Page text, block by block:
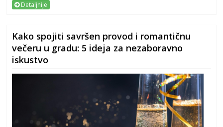
Detaljnije
Kako spojiti savršen provod i romantičnu
večeru u gradu: 5 ideja za nezaboravno
iskustvo